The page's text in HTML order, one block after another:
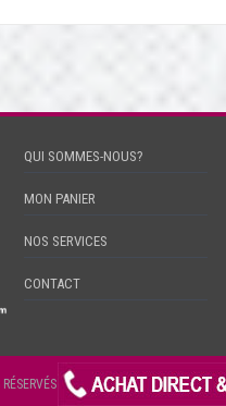
QUI SOMMES-NOUS?
MON PANIER
NOS SERVICES
CONTACT